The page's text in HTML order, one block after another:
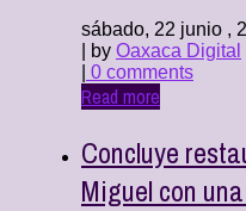
sábado, 22 junio ,
| by Oaxaca Digital
0 comments
Read more
Concluye
Miguel con